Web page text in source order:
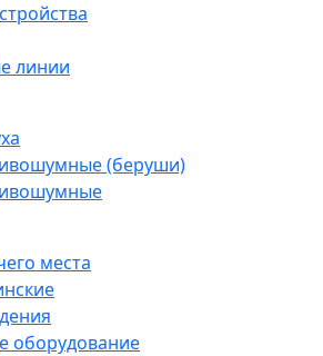
линии
(беруши)
места
оборудование